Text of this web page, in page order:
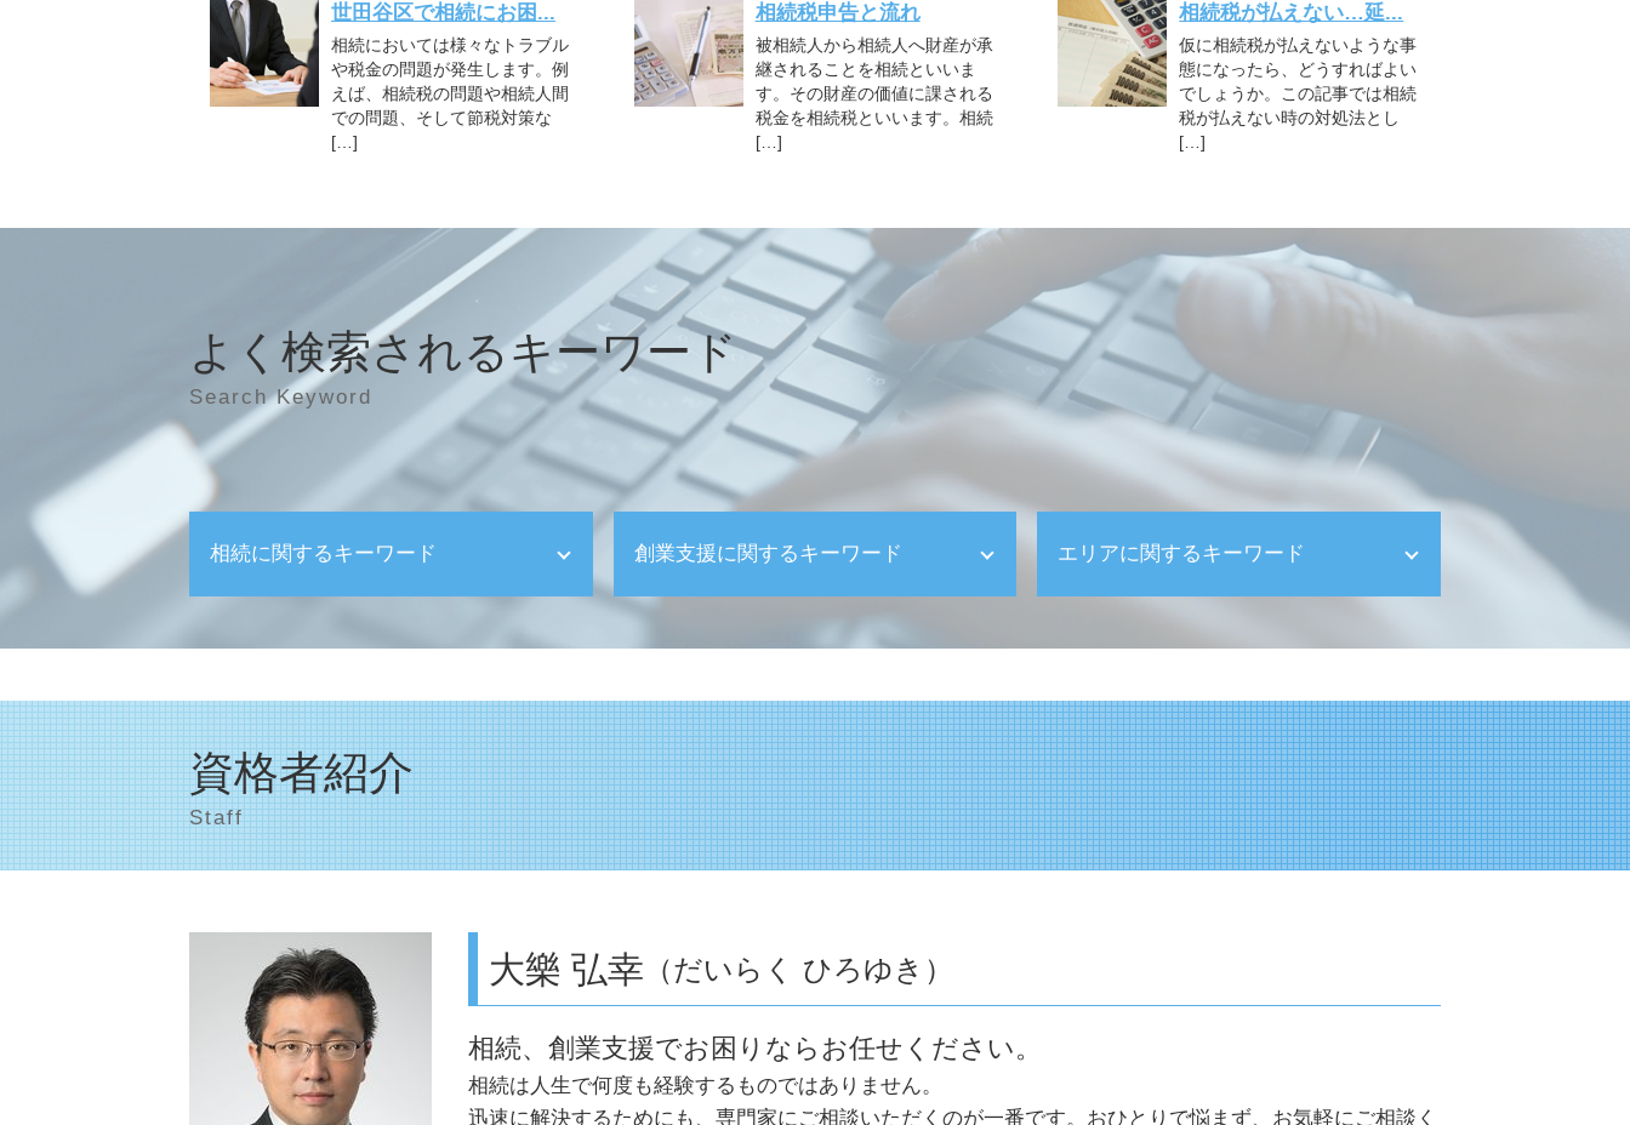
世田谷区で相続にお困...
相続においては様々なトラブル
や税金の問題が発生します。例
えば、相続税の問題や相続人間
での問題、そして節税対策な
[…]
相続税申告と流れ
被相続人から相続人へ財産が承
継されることを相続といいま
す。その財産の価値に課される
税金を相続税といいます。相続
[…]
相続税が払えない…延...
仮に相続税が払えないような事
態になったら、どうすればよい
でしょうか。この記事では相続
税が払えない時の対処法とし
[…]
よく検索されるキーワード
Search Keyword
相続に関するキーワード
相続 登記
相続税 基礎控除額
事後対策 とは
遺産相続 税金 確定申告
相続税 計算
相続 親
相続 確定申告
配偶者居住権 相続税
生前贈与 注意点
遺産整理 不動産
相続 延長
相続 遺言なし
相続 寄与分
創業支援に関するキーワード
法人成り メリット
日本政策金融公庫 新創業融資制度
会社の種類 合同会社
個人事業主 法人成り
創業支援 融資
創業 事業計画書
資金繰り 計画
決算申告書 法人
確定申告 帳簿
経理 会計ソフト導入
エリアに関するキーワード
目黒区 資金繰り対策
顧問税理士 品川区
顧問税理士 渋谷区
遺産整理 品川区
品川区 相続
相続対策 世田谷区
品川区 資金繰り対策
資格者紹介
Staff
大樂 弘幸 （だいらく ひろゆき）
相続、創業支援でお困りならお任せください。
相続は人生で何度も経験するものではありません。
迅速に解決するためにも、専門家にご相談いただくのが一番です。おひとりで悩まず、お気軽にご相談く